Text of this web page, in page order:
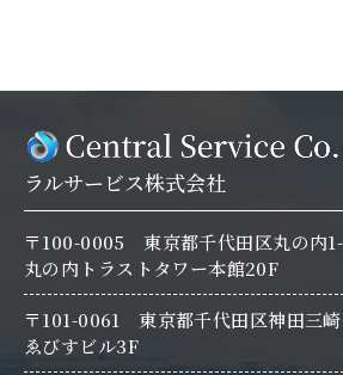
ラルサービス株式会社
〒100-0005 東京都千代田区丸の内
丸の内トラストタワー本館20F
〒101-0061 東京都千代田区神田三
ゑびすビル3F